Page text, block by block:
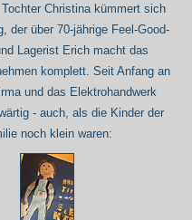
Christina kümmert sich
der über 70-jährige Feel-Good-
Lagerist Erich macht das
komplett. Seit Anfang an
und das Elektrohandwerk
- auch, als die Kinder der
noch klein waren: